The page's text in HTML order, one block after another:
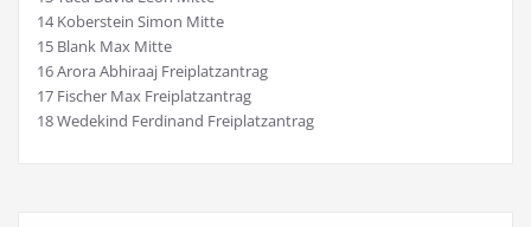
14 Koberstein Simon Mitte
15 Blank Max Mitte
16 Arora Abhiraaj Freiplatzantrag
17 Fischer Max Freiplatzantrag
18 Wedekind Ferdinand Freiplatzantrag